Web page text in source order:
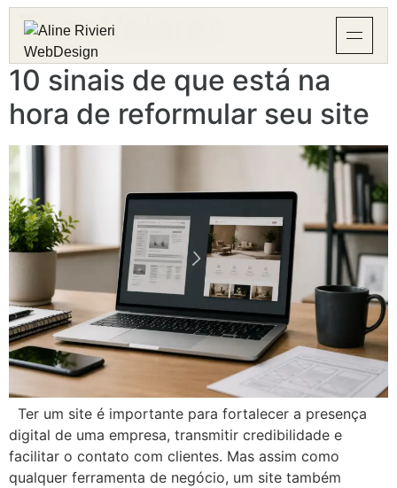
Tag:Valores
10 sinais de que está na
hora de reformular seu site
Ter um site é importante para fortalecer a presença
digital de uma empresa, transmitir credibilidade e
facilitar o contato com clientes. Mas assim como
qualquer ferramenta de negócio, um site também